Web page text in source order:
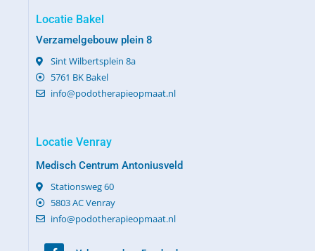
Locatie Bakel
Verzamelgebouw plein 8
Sint Wilbertsplein 8a
5761 BK Bakel
info@podotherapieopmaat.nl
Locatie Venray
Medisch Centrum Antoniusveld
Stationsweg 60
5803 AC Venray
info@podotherapieopmaat.nl